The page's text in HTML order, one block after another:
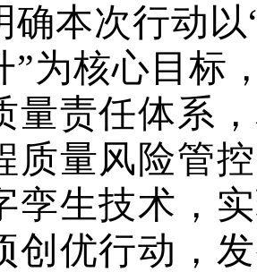
确本次行动以
”为核心目标
量责任体系
质量风险管
孪生技术，
创优行动，